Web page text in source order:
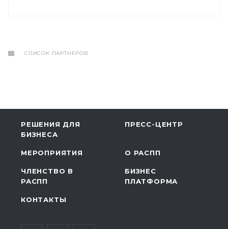
СПИСОК ПАРТНЕРОВ
РЕШЕНИЯ ДЛЯ
БИЗНЕСА
ПРЕСС-ЦЕНТР
МЕРОПРИЯТИЯ О РАСПП
ЧЛЕНСТВО В
РАСПП
БИЗНЕС
ПЛАТФОРМА
КОНТАКТЫ